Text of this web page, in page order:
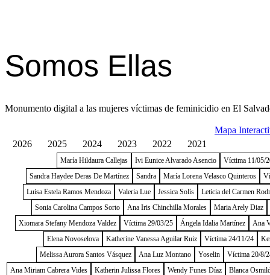
Somos Ellas
Monumento digital a las mujeres víctimas de feminicidio en El
Mapa
2026
2025 2024 2023 2022 2021
María Hildaura Callejas Ivi Eunice Alvarado Asencio
Víctima 11/05/
Sandra Haydee Deras De Martínez
Sandra María Lorena Velasco Quinteros
Luisa Estela Ramos Mendoza
Valeria Lue Jessica Solís
Leticia del Carmen
Sonia Carolina Campos Sorto
Ana Iris Chinchilla Morales
Maria Arely Diaz
Xiomara Stefany Mendoza Valdez
Víctima 29/03/25 Ángela Idalia Martínez
Ana
Elena Novoselova
Katherine Vanessa Aguilar Ruiz Víctima 24/11/24
Melissa Aurora Santos Vásquez
Ana Luz Montano Yoselin
Víctima 20/8/
Ana Miriam Cabrera Vides
Katherin Julissa Flores Wendy Funes Díaz
Blanca